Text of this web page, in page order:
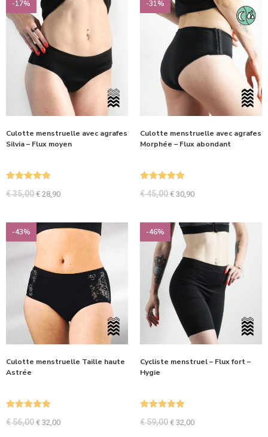
-17%
Culotte menstruelle avec agrafes
Silvia – Flux moyen
€35,00 € 28,90
-31%
Culotte menstruelle avec agrafes
Morphée – Flux abondant
€45,00 € 30,90
-43%
Culotte menstruelle Taille haute
Astrée
€56,00 € 32,00
-46%
Cycliste menstruel – Flux fort –
Hygie
€59,00 € 32,00